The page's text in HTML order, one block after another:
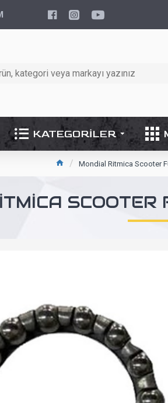
KATEGORILER
Mondial Ritmica Scooter